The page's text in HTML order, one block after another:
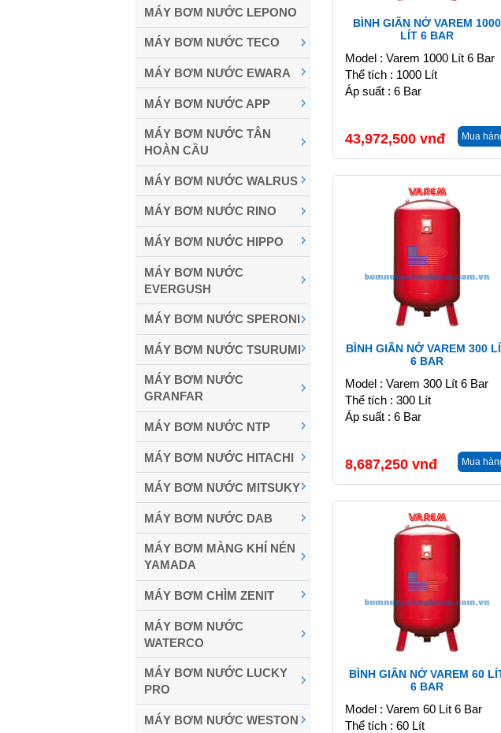
MÁY BƠM NƯỚC LEPONO
MÁY BƠM NƯỚC TECO
MÁY BƠM NƯỚC EWARA
MÁY BƠM NƯỚC APP
MÁY BƠM NƯỚC TÂN
HOÀN CẦU
MÁY BƠM NƯỚC WALRUS
MÁY BƠM NƯỚC RINO
MÁY BƠM NƯỚC HIPPO
MÁY BƠM NƯỚC
EVERGUSH
MÁY BƠM NƯỚC SPERONI
MÁY BƠM NƯỚC TSURUMI
MÁY BƠM NƯỚC
GRANFAR
MÁY BƠM NƯỚC NTP
MÁY BƠM NƯỚC HITACHI
MÁY BƠM NƯỚC MITSUKY
MÁY BƠM NƯỚC DAB
MÁY BƠM MÀNG KHÍ NÉN
YAMADA
MÁY BƠM CHÌM ZENIT
MÁY BƠM NƯỚC
WATERCO
MÁY BƠM NƯỚC LUCKY
PRO
MÁY BƠM NƯỚC WESTON
BÌNH GIÃN NỞ VAREM 1000
LÍT 6 BAR
Model : Varem 1000 Lít 6 Bar
Thể tích : 1000 Lít
Áp suất : 6 Bar
43,972,500 vnđ Mua
BÌNH GIÃN NỞ VAREM 300
6 BAR
Model : Varem 300 Lít 6 Bar
Thể tích : 300 Lít
Áp suất : 6 Bar
8,687,250 vnđ Mua
BÌNH GIÃN NỞ VAREM 60
6 BAR
Model : Varem 60 Lít 6 Bar
Thể tích : 60 Lít